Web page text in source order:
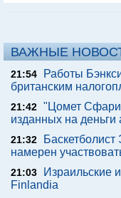
ВАЖНЫЕ
21:54
Работы
британским
21:42 "Цомет
изданных на деньги
21:32
намерен
21:03
Израильские
Finlandia